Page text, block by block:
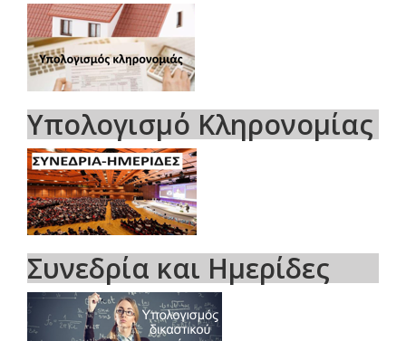
Υπολογισμό Κληρονομίας
Συνεδρία και Ημερίδες